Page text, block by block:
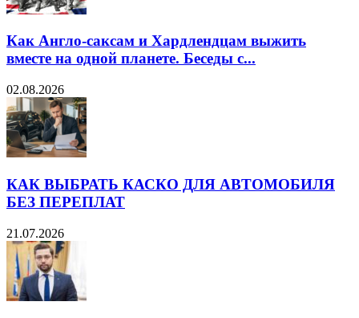
Как Англо-саксам и Хардлендцам выжить
вместе на одной планете. Беседы с...
02.08.2026
КАК ВЫБРАТЬ КАСКО ДЛЯ АВТОМОБИЛЯ
БЕЗ ПЕРЕПЛАТ
21.07.2026